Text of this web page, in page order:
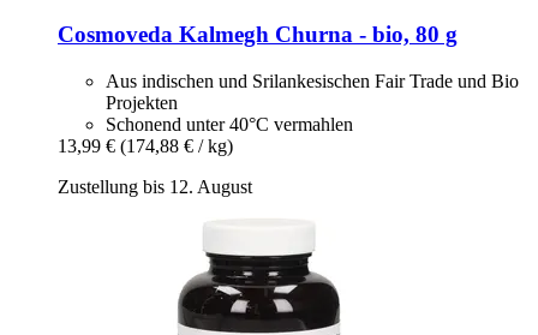
Cosmoveda Kalmegh Churna -​ bio, 80 g
Aus indischen und Srilankesischen Fair Trade und Bio
Projekten
Schonend unter 40°C vermahlen
13,99 € (174,88 € / kg)
Zustellung bis 12. August